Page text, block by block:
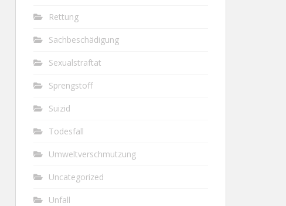
Rettung
Sachbeschädigung
Sexualstraftat
Sprengstoff
Suizid
Todesfall
Umweltverschmutzung
Uncategorized
Unfall